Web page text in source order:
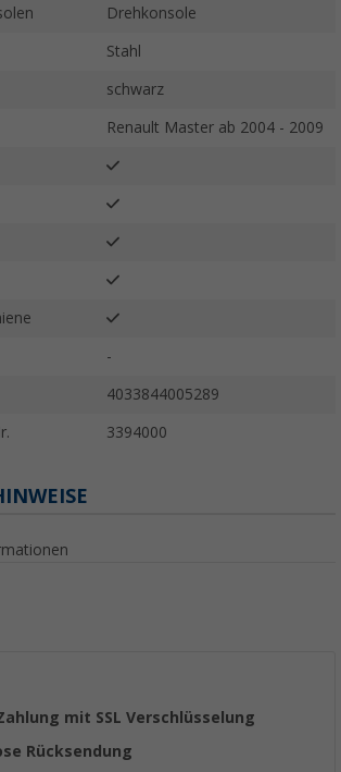
Drehkonsole
Stahl
schwarz
Renault Master ab 2004 - 2009
-
4033844005289
3394000
mit SSL Verschlüsselung
Rücksendung